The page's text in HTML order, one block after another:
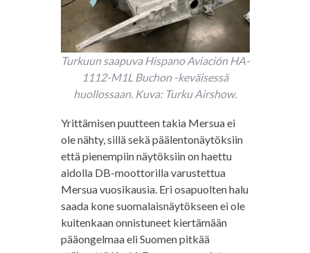
Turkuun saapuva Hispano Aviación HA-
1112-M1L Buchon -keväisessä
huollossaan. Kuva: Turku Airshow.
Yrittämisen puutteen takia Mersua ei
ole nähty, sillä sekä päälentonäytöksiin
että pienempiin näytöksiin on haettu
aidolla DB-moottorilla varustettua
Mersua vuosikausia. Eri osapuolten halu
saada kone suomalaisnäytökseen ei ole
kuitenkaan onnistuneet kiertämään
pääongelmaa eli Suomen pitkää